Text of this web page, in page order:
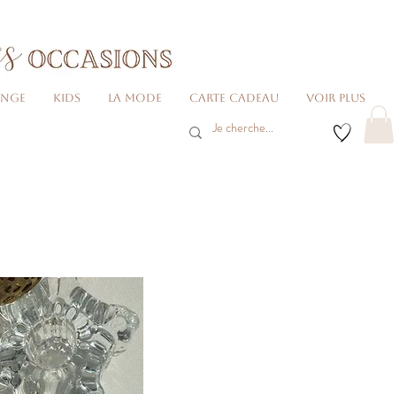
Kids La Mode Carte cadeau voir plus